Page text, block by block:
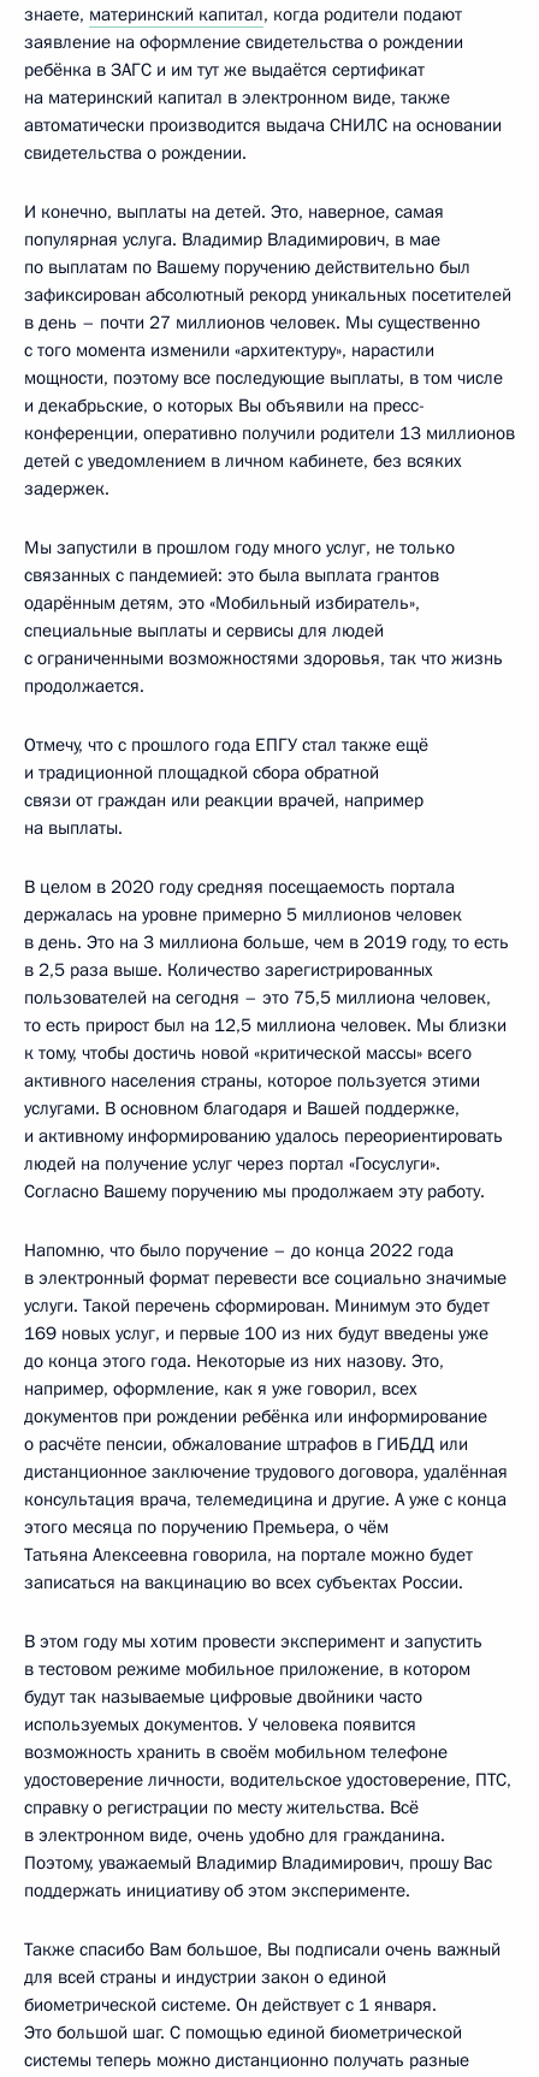
знаете, материнский капитал, когда родители подают
заявление на оформление свидетельства о рождении
ребёнка в ЗАГС и им тут же выдаётся сертификат
на материнский капитал в электронном виде, также
автоматически производится выдача СНИЛС на основании
свидетельства о рождении.
И конечно, выплаты на детей. Это, наверное, самая
популярная услуга. Владимир Владимирович, в мае
по выплатам по Вашему поручению действительно был
зафиксирован абсолютный рекорд уникальных посетителей
в день – почти 27 миллионов человек. Мы существенно
с того момента изменили «архитектуру», нарастили
мощности, поэтому все последующие выплаты, в том числе
и декабрьские, о которых Вы объявили на пресс-
конференции, оперативно получили родители 13 миллионов
детей с уведомлением в личном кабинете, без всяких
задержек.
Мы запустили в прошлом году много услуг, не только
связанных с пандемией: это была выплата грантов
одарённым детям, это «Мобильный избиратель»,
специальные выплаты и сервисы для людей
с ограниченными возможностями здоровья, так что жизнь
продолжается.
Отмечу, что с прошлого года ЕПГУ стал также ещё
и традиционной площадкой сбора обратной
связи от граждан или реакции врачей, например
на выплаты.
В целом в 2020 году средняя посещаемость портала
держалась на уровне примерно 5 миллионов человек
в день. Это на 3 миллиона больше, чем в 2019 году, то есть
в 2,5 раза выше. Количество зарегистрированных
пользователей на сегодня – это 75,5 миллиона человек,
то есть прирост был на 12,5 миллиона человек. Мы близки
к тому, чтобы достичь новой «критической массы» всего
активного населения страны, которое пользуется этими
услугами. В основном благодаря и Вашей поддержке,
и активному информированию удалось переориентировать
людей на получение услуг через портал «Госуслуги».
Согласно Вашему поручению мы продолжаем эту работу.
Напомню, что было поручение – до конца 2022 года
в электронный формат перевести все социально значимые
услуги. Такой перечень сформирован. Минимум это будет
169 новых услуг, и первые 100 из них будут введены уже
до конца этого года. Некоторые из них назову. Это,
например, оформление, как я уже говорил, всех
документов при рождении ребёнка или информирование
о расчёте пенсии, обжалование штрафов в ГИБДД или
дистанционное заключение трудового договора, удалённая
консультация врача, телемедицина и другие. А уже с конца
этого месяца по поручению Премьера, о чём
Татьяна Алексеевна говорила, на портале можно будет
записаться на вакцинацию во всех субъектах России.
В этом году мы хотим провести эксперимент и запустить
в тестовом режиме мобильное приложение, в котором
будут так называемые цифровые двойники часто
используемых документов. У человека появится
возможность хранить в своём мобильном телефоне
удостоверение личности, водительское удостоверение, ПТС,
справку о регистрации по месту жительства. Всё
в электронном виде, очень удобно для гражданина.
Поэтому, уважаемый Владимир Владимирович, прошу Вас
поддержать инициативу об этом эксперименте.
Также спасибо Вам большое, Вы подписали очень важный
для всей страны и индустрии закон о единой
биометрической системе. Он действует с 1 января.
Это большой шаг. С помощью единой биометрической
системы теперь можно дистанционно получать разные